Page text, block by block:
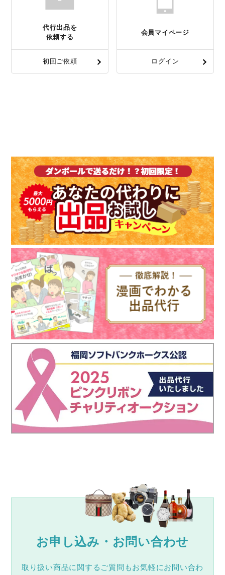
代行出品を
依頼する
初回ご依頼
会員マイページ
ログイン
お申し込み・お問い合わせ
取り扱い商品に関するご質問もお気軽にお問い合わ